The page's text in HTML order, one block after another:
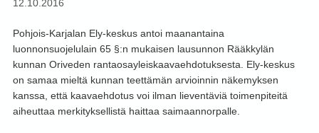
12.10.2016
Pohjois-Karjalan Ely-keskus antoi maanantaina
luonnonsuojelulain 65 §:n mukaisen lausunnon Rääkkylän
kunnan Oriveden rantaosayleiskaavaehdotuksesta. Ely-keskus
on samaa mieltä kunnan teettämän arvioinnin näkemyksen
kanssa, että kaavaehdotus voi ilman lieventäviä toimenpiteitä
aiheuttaa merkityksellistä haittaa saimaannorpalle.